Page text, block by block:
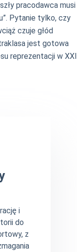
pracodawca musi
Pytanie tylko, czy
czuje głód
jest gotowa
reprezentacji w XXI
i
do
z